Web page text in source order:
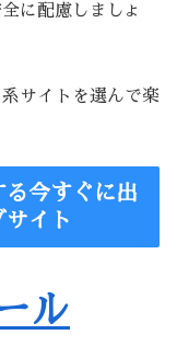
に配慮しましょ
サイトを選んで楽
今すぐに出
イト
ル